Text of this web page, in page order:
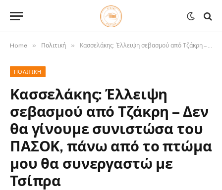
Home » Πολιτική » Κασσελάκης: Έλλειψη σεβασμού από Τζάκρη – Δεν θα γίνουμε συνιστώσα του ΠΑΣΟΚ, πάνω από το πτώμα μου θα συνεργαστώ με Τσίπρα
ΠΟΛΙΤΙΚΉ
Κασσελάκης: Έλλειψη
σεβασμού από Τζάκρη – Δεν
θα γίνουμε συνιστώσα του
ΠΑΣΟΚ, πάνω από το πτώμα
μου θα συνεργαστώ με
Τσίπρα